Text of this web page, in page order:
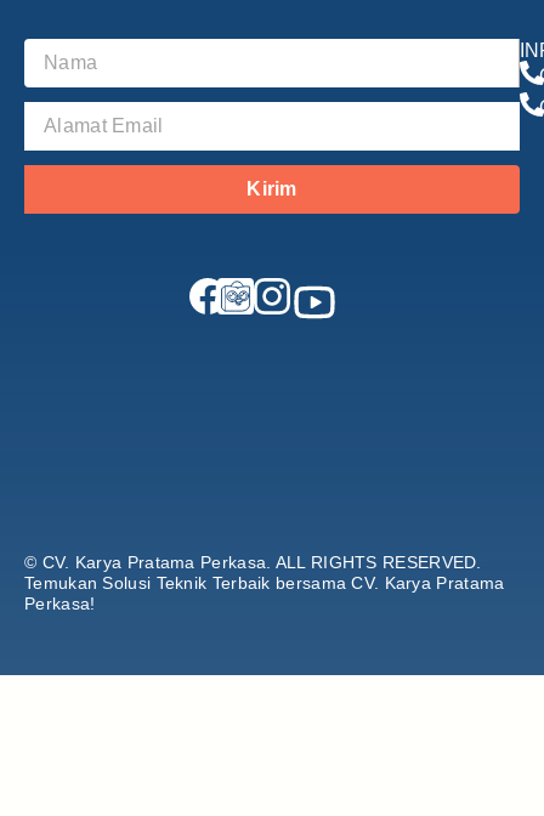
Kirim
© CV. Karya Pratama Perkasa. ALL RIGHTS RESERVED.
Temukan Solusi Teknik Terbaik bersama CV. Karya Pratama
Perkasa!